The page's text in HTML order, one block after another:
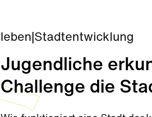
leben Stadtentwicklung
Jugendliche
Challenge die